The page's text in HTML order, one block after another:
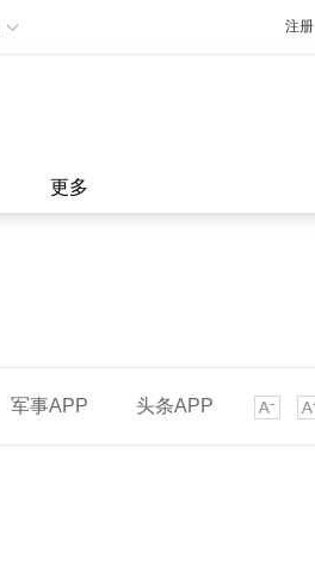
注册
更多
军事APP 头条APP